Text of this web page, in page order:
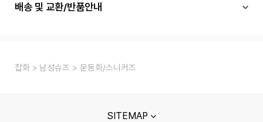
배송 및 교환/반품안내
잡화 남성슈즈 운동화/스니커즈
SITEMAP